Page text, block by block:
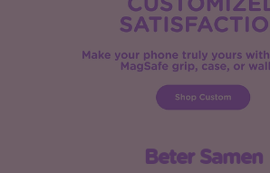
Beter Samen